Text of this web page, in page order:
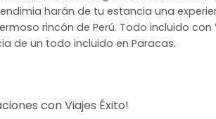
harán de tu estancia una
rincón de Perú. Todo incluido
de un todo incluido en Paracas.
con Viajes Éxito!